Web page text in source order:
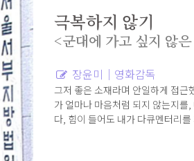
극복하지 않기
<군대에 가고 싶지 않
장윤미｜영화감독
그저 좋은 소재라며 안일하게 접근
가 얼마나 마음처럼 되지 않는지
다, 힘이 들어도 내가 다큐멘터리